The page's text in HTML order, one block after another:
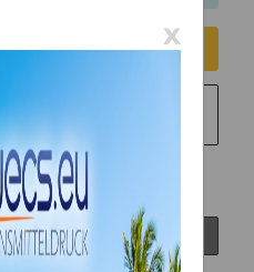
erteilen
Raten zahlen?
x